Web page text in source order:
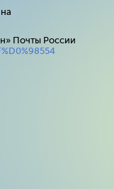
Почты России